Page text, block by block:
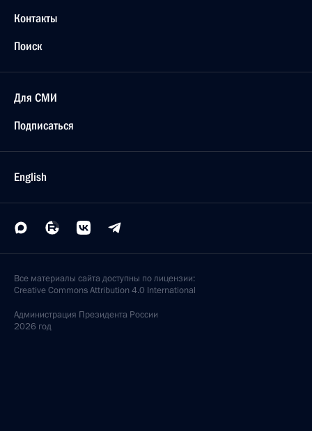
Контакты
Поиск
Для СМИ
Подписаться
English
Все материалы сайта доступны по лицензии:
Creative Commons Attribution 4.0 International
Администрация Президента России
2026 год